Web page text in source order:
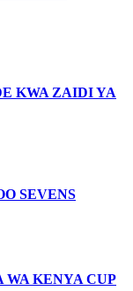
KWA ZAIDI YA
SEVENS
WA KENYA CUP